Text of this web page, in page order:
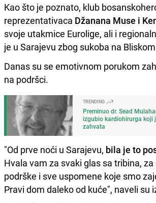
Kao što je poznato, klub
reprezentativaca Džanana Muse i
svoje utakmice Eurolige, ali i
je u Sarajevu zbog sukoba na
Danas su se emotivnom porukom
na podršci.
TRENDING
Preminuo dr. Sead
izgubio kardiohirurga koji
zahvata
"Od prve noći u Sarajevu, bila je to
Hvala vam za svaki glas sa tribina,
podrške i sve uspomene koje smo
Pravi dom daleko od kuće", naveli su